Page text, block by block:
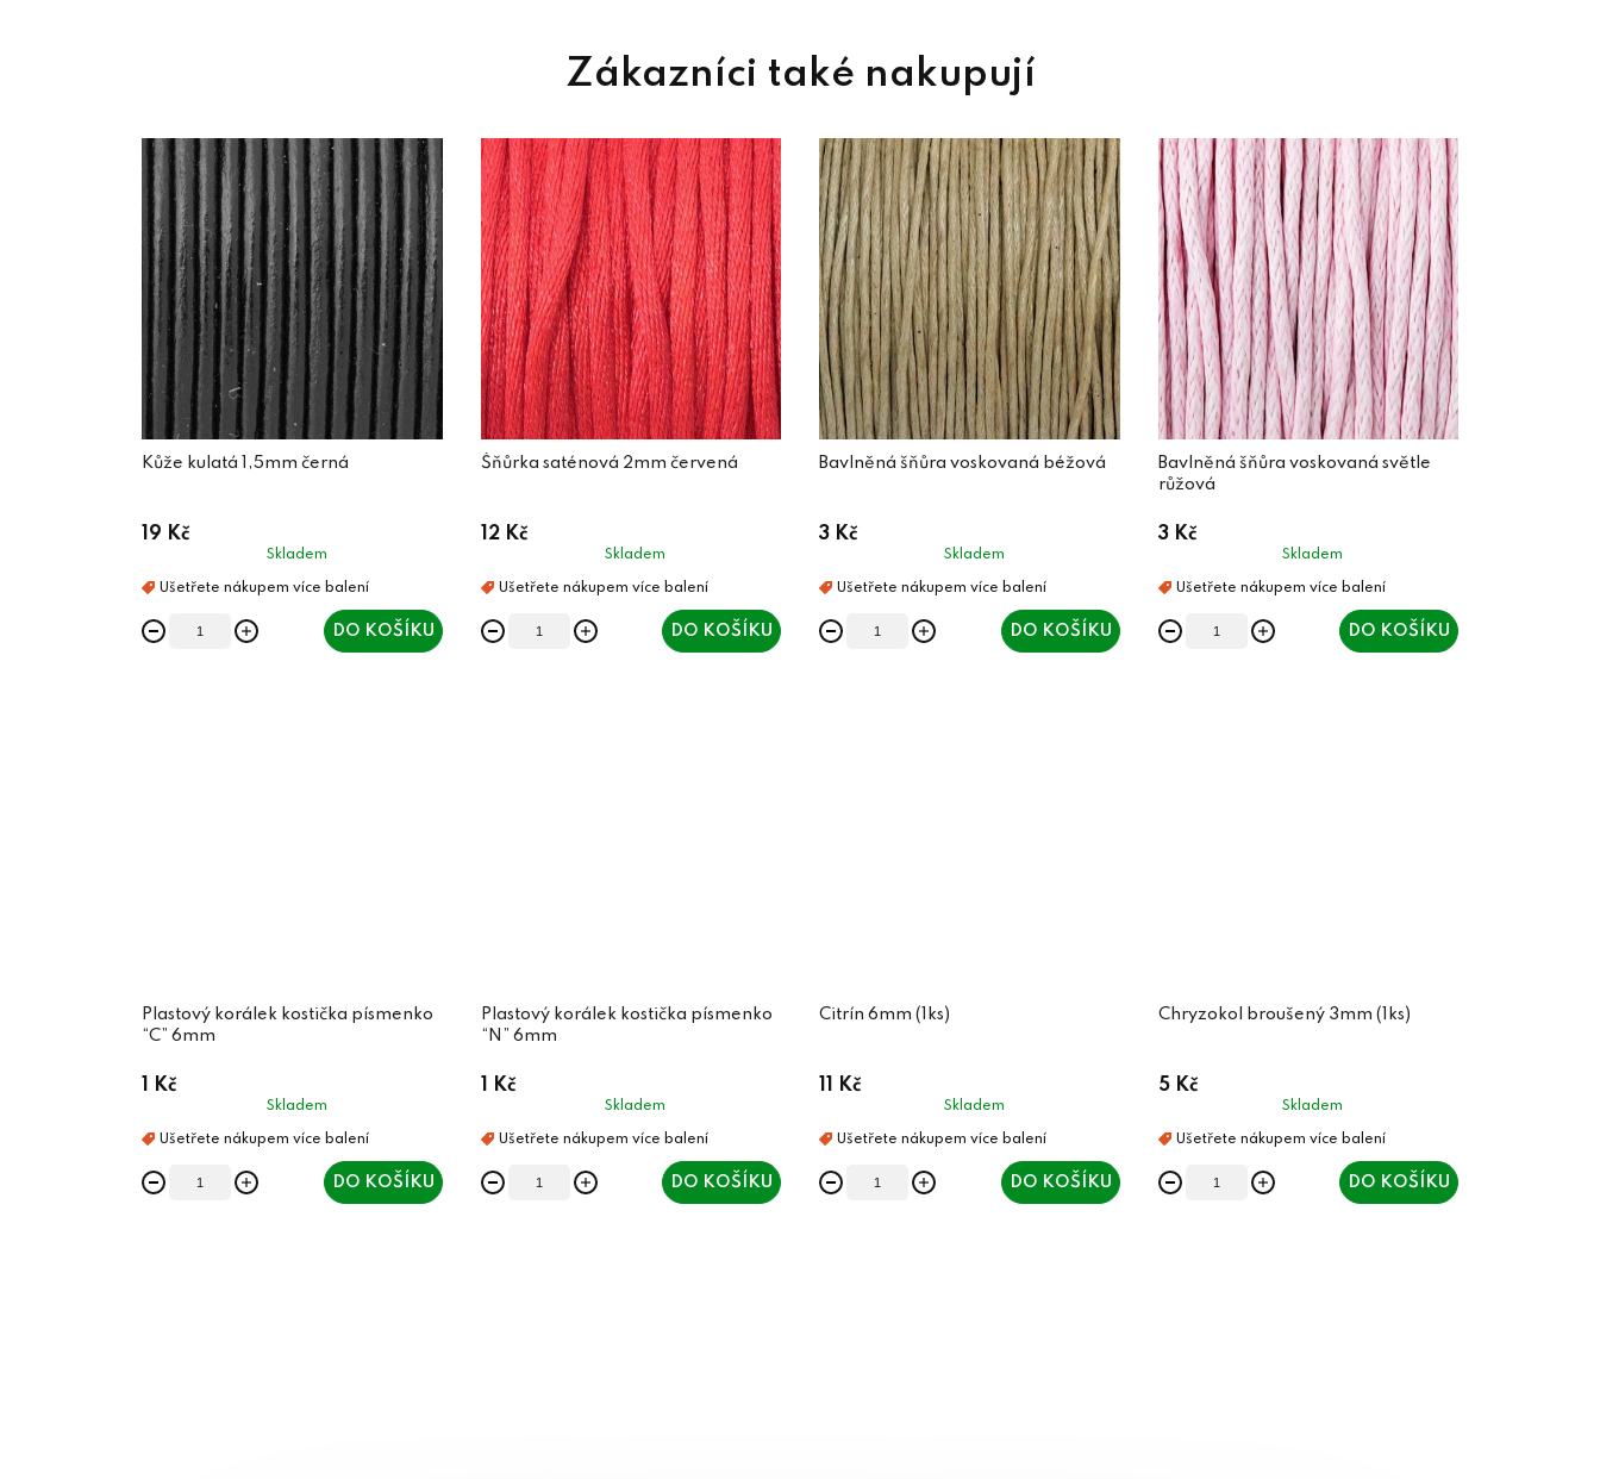
Kůže kulatá 1,5mm černá
19 Kč
Skladem
DO KOŠÍKU
Šňůrka saténová 2mm červená
12 Kč
Skladem
DO KOŠÍKU
Bavlněná šňůra voskovaná béžová
3 Kč
Skladem
DO KOŠÍKU
Bavlněná šňůra voskovaná světle
růžová
3 Kč
Skladem
DO KOŠÍKU
Plastový korálek kostička písmenko
“C” 6mm
1 Kč
Skladem
DO KOŠÍKU
Plastový korálek kostička písmenko
“N” 6mm
1 Kč
Skladem
DO KOŠÍKU
Citrín 6mm (1ks)
11 Kč
Skladem
DO KOŠÍKU
Chryzokol broušený 3mm (1ks)
5 Kč
Skladem
DO KOŠÍKU